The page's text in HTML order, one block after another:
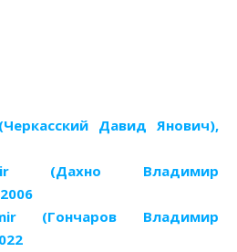
Давид Янович),
(Дахно Владимир
(Гончаров Владимир